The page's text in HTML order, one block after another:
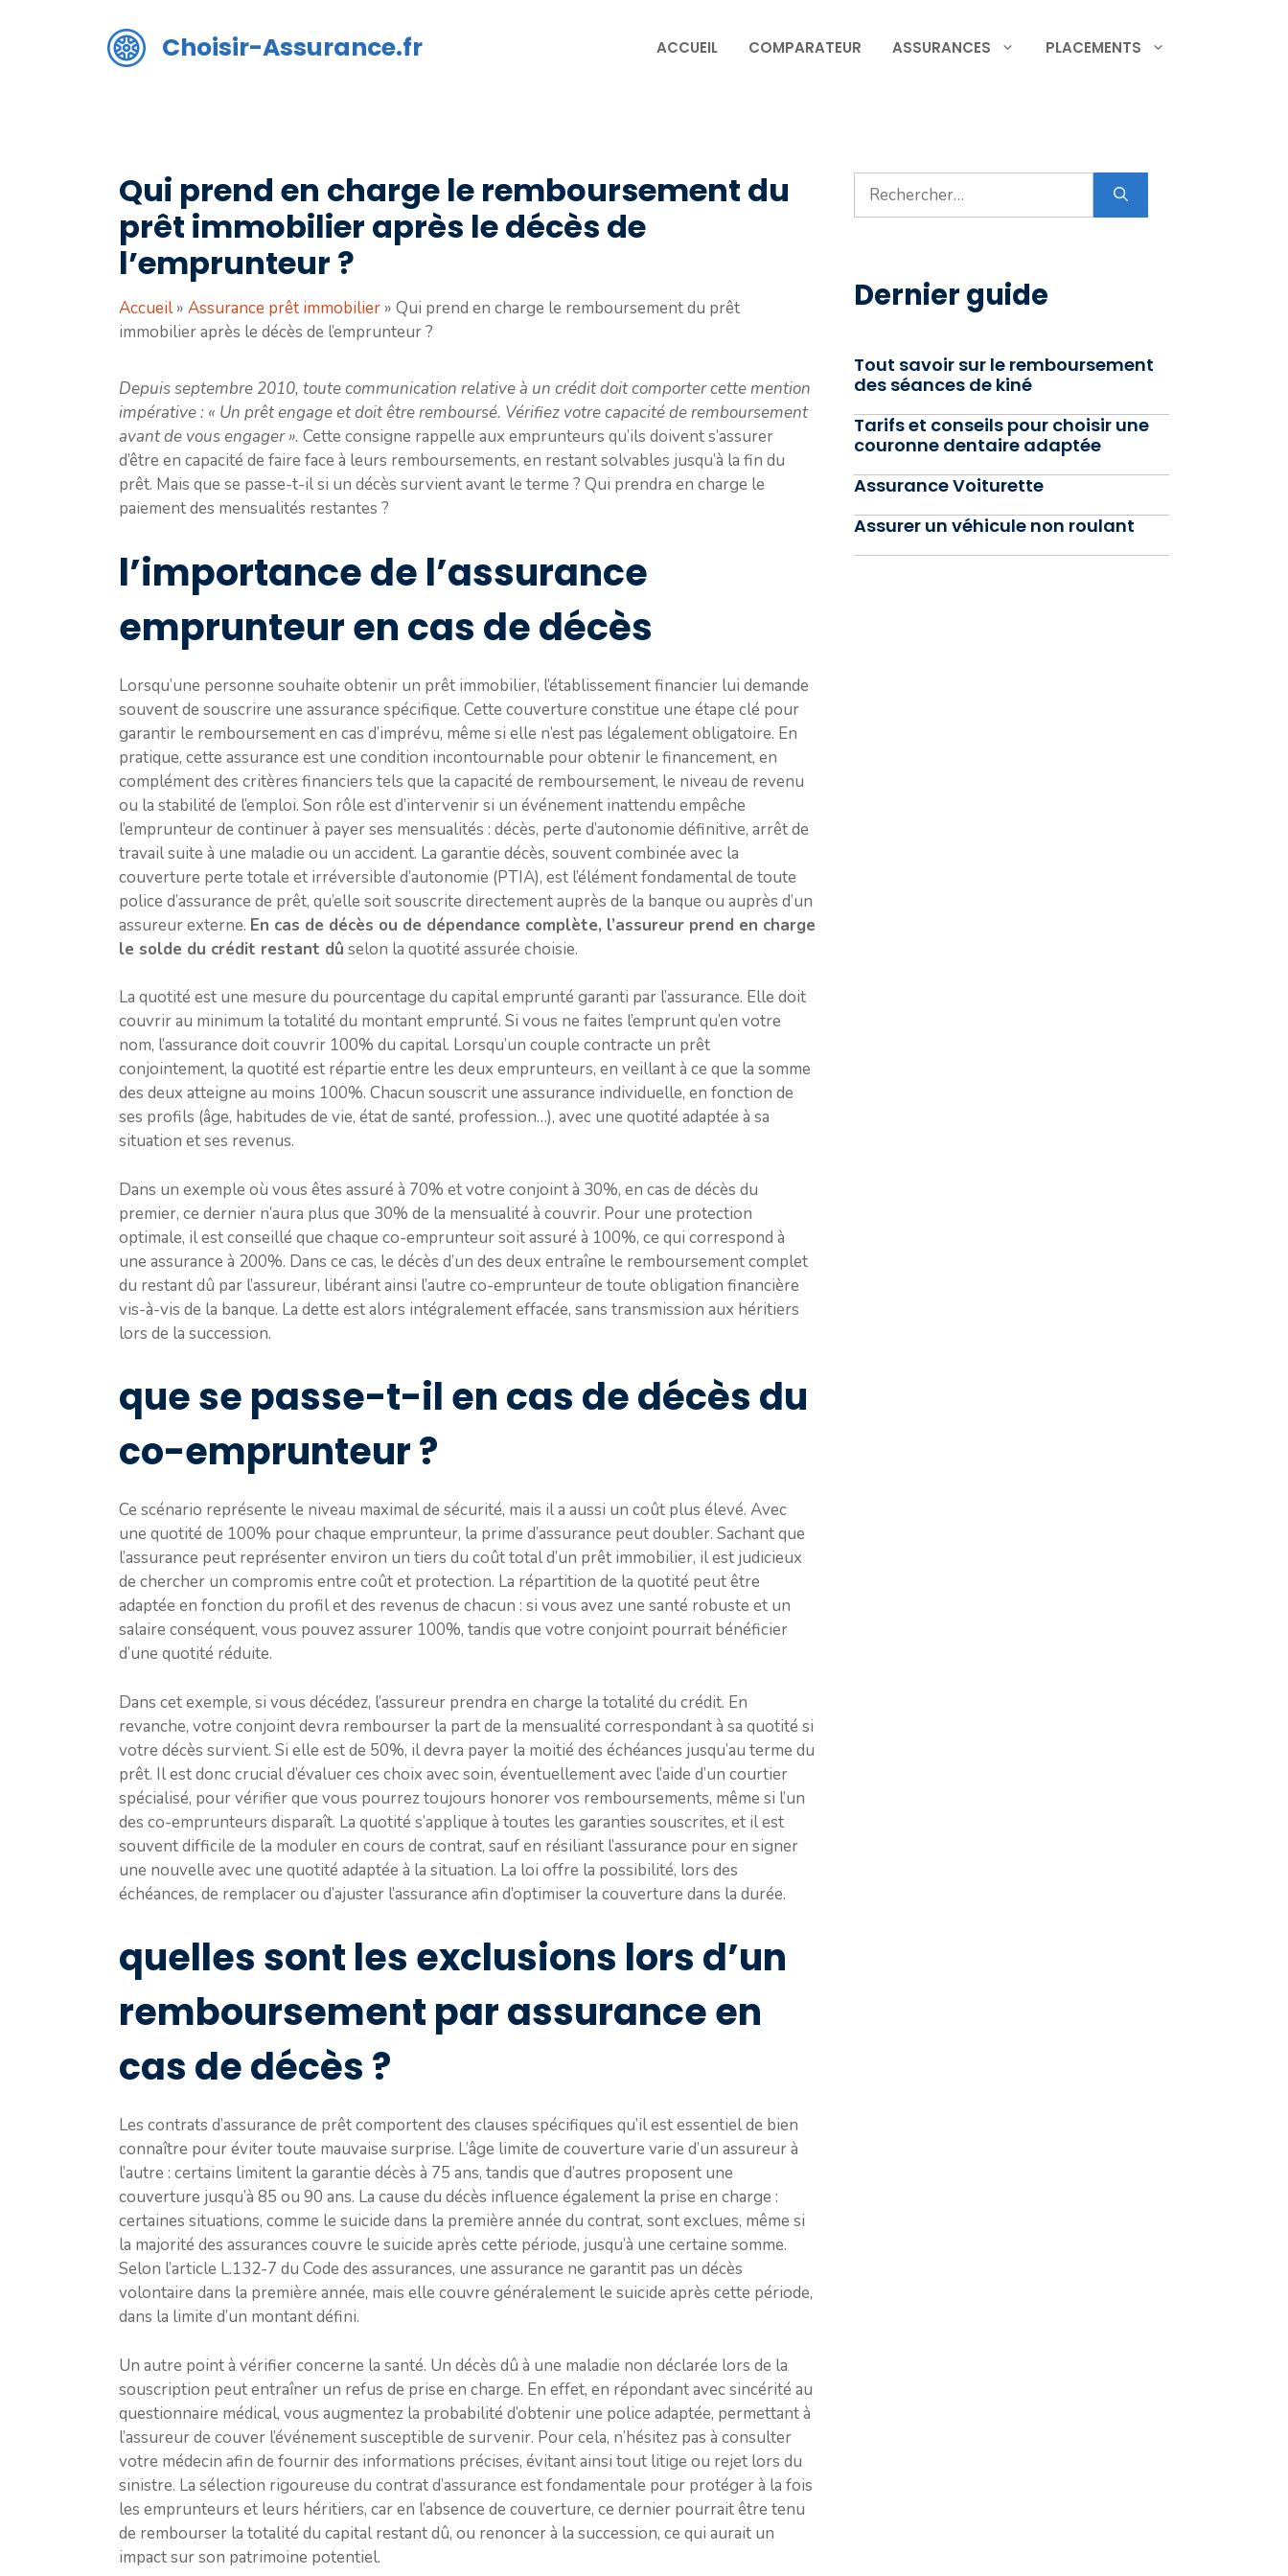
Choisir-Assurance.fr ACCUEIL COMPARATEUR ASSURANCES PLACEMENTS
Qui prend en charge le remboursement du
prêt immobilier après le décès de
l’emprunteur ?
Accueil» Assurance prêt immobilier » Qui prend en charge le remboursement du prêt
immobilier après le décès de l’emprunteur ?
Depuis septembre 2010, toute communication relative à un crédit doit comporter cette mention
impérative : « Un prêt engage et doit être remboursé. Vérifiez votre capacité de remboursement
avant de vous engager ». Cette consigne rappelle aux emprunteurs qu’ils doivent s’assurer
d’être en capacité de faire face à leurs remboursements, en restant solvables jusqu’à la fin du
prêt. Mais que se passe-t-il si un décès survient avant le terme ? Qui prendra en charge le
paiement des mensualités restantes ?
l’importance de l’assurance
emprunteur en cas de décès
Lorsqu’une personne souhaite obtenir un prêt immobilier, l’établissement financier lui demande
souvent de souscrire une assurance spécifique. Cette couverture constitue une étape clé pour
garantir le remboursement en cas d’imprévu, même si elle n’est pas légalement obligatoire. En
pratique, cette assurance est une condition incontournable pour obtenir le financement, en
complément des critères financiers tels que la capacité de remboursement, le niveau de revenu
ou la stabilité de l’emploi. Son rôle est d’intervenir si un événement inattendu empêche
l’emprunteur de continuer à payer ses mensualités : décès, perte d’autonomie définitive, arrêt de
travail suite à une maladie ou un accident. La garantie décès, souvent combinée avec la
couverture perte totale et irréversible d’autonomie (PTIA), est l’élément fondamental de toute
police d’assurance de prêt, qu’elle soit souscrite directement auprès de la banque ou auprès d’un
assureur externe. En cas de décès ou de dépendance complète, l’assureur prend en charge
le solde du crédit restant dû selon la quotité assurée choisie.
La quotité est une mesure du pourcentage du capital emprunté garanti par l’assurance. Elle doit
couvrir au minimum la totalité du montant emprunté. Si vous ne faites l’emprunt qu’en votre
nom, l’assurance doit couvrir 100% du capital. Lorsqu’un couple contracte un prêt
conjointement, la quotité est répartie entre les deux emprunteurs, en veillant à ce que la somme
des deux atteigne au moins 100%. Chacun souscrit une assurance individuelle, en fonction de
ses profils (âge, habitudes de vie, état de santé, profession…), avec une quotité adaptée à sa
situation et ses revenus.
Dans un exemple où vous êtes assuré à 70% et votre conjoint à 30%, en cas de décès du
premier, ce dernier n’aura plus que 30% de la mensualité à couvrir. Pour une protection
optimale, il est conseillé que chaque co-emprunteur soit assuré à 100%, ce qui correspond à
une assurance à 200%. Dans ce cas, le décès d’un des deux entraîne le remboursement complet
du restant dû par l’assureur, libérant ainsi l’autre co-emprunteur de toute obligation financière
vis-à-vis de la banque. La dette est alors intégralement effacée, sans transmission aux héritiers
lors de la succession.
que se passe-t-il en cas de décès du
co-emprunteur ?
Ce scénario représente le niveau maximal de sécurité, mais il a aussi un coût plus élevé. Avec
une quotité de 100% pour chaque emprunteur, la prime d’assurance peut doubler. Sachant que
l’assurance peut représenter environ un tiers du coût total d’un prêt immobilier, il est judicieux
de chercher un compromis entre coût et protection. La répartition de la quotité peut être
adaptée en fonction du profil et des revenus de chacun : si vous avez une santé robuste et un
salaire conséquent, vous pouvez assurer 100%, tandis que votre conjoint pourrait bénéficier
d’une quotité réduite.
Dans cet exemple, si vous décédez, l’assureur prendra en charge la totalité du crédit. En
revanche, votre conjoint devra rembourser la part de la mensualité correspondant à sa quotité si
votre décès survient. Si elle est de 50%, il devra payer la moitié des échéances jusqu’au terme du
prêt. Il est donc crucial d’évaluer ces choix avec soin, éventuellement avec l’aide d’un courtier
spécialisé, pour vérifier que vous pourrez toujours honorer vos remboursements, même si l’un
des co-emprunteurs disparaît. La quotité s’applique à toutes les garanties souscrites, et il est
souvent difficile de la moduler en cours de contrat, sauf en résiliant l’assurance pour en signer
une nouvelle avec une quotité adaptée à la situation. La loi offre la possibilité, lors des
échéances, de remplacer ou d’ajuster l’assurance afin d’optimiser la couverture dans la durée.
quelles sont les exclusions lors d’un
remboursement par assurance en
cas de décès ?
Les contrats d’assurance de prêt comportent des clauses spécifiques qu’il est essentiel de bien
connaître pour éviter toute mauvaise surprise. L’âge limite de couverture varie d’un assureur à
l’autre : certains limitent la garantie décès à 75 ans, tandis que d’autres proposent une
couverture jusqu’à 85 ou 90 ans. La cause du décès influence également la prise en charge :
certaines situations, comme le suicide dans la première année du contrat, sont exclues, même si
la majorité des assurances couvre le suicide après cette période, jusqu’à une certaine somme.
Selon l’article L.132-7 du Code des assurances, une assurance ne garantit pas un décès
volontaire dans la première année, mais elle couvre généralement le suicide après cette période,
dans la limite d’un montant défini.
Un autre point à vérifier concerne la santé. Un décès dû à une maladie non déclarée lors de la
souscription peut entraîner un refus de prise en charge. En effet, en répondant avec sincérité au
questionnaire médical, vous augmentez la probabilité d’obtenir une police adaptée, permettant à
l’assureur de couver l’événement susceptible de survenir. Pour cela, n’hésitez pas à consulter
votre médecin afin de fournir des informations précises, évitant ainsi tout litige ou rejet lors du
sinistre. La sélection rigoureuse du contrat d’assurance est fondamentale pour protéger à la fois
les emprunteurs et leurs héritiers, car en l’absence de couverture, ce dernier pourrait être tenu
de rembourser la totalité du capital restant dû, ou renoncer à la succession, ce qui aurait un
impact sur son patrimoine potentiel.
Rechercher :
Dernier guide
Tout savoir sur le remboursement
des séances de kiné
Tarifs et conseils pour choisir une
couronne dentaire adaptée
Assurance Voiturette
Assurer un véhicule non roulant